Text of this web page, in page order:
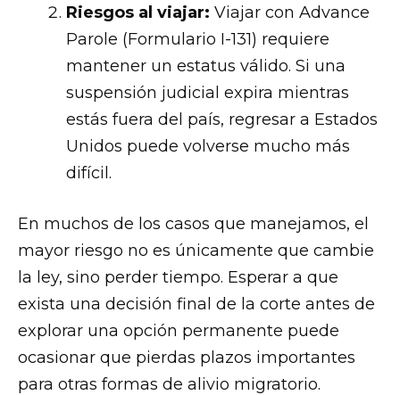
Riesgos al viajar: Viajar con Advance
Parole (Formulario I-131) requiere
mantener un estatus válido. Si una
suspensión judicial expira mientras
estás fuera del país, regresar a Estados
Unidos puede volverse mucho más
difícil.
En muchos de los casos que manejamos, el
mayor riesgo no es únicamente que cambie
la ley, sino perder tiempo. Esperar a que
exista una decisión final de la corte antes de
explorar una opción permanente puede
ocasionar que pierdas plazos importantes
para otras formas de alivio migratorio.